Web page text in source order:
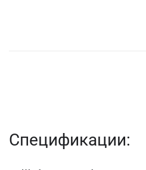
Спецификации: